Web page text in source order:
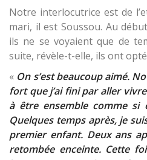
Notre interlocutrice est de
mari, il est Soussou. Au
ils ne se voyaient que de
suite, révèle-t-elle, ils ont
« On s’est beaucoup aimé.
fort que j’ai fini par aller
à être ensemble comme
Quelques temps après, je
premier enfant. Deux ans
retombée enceinte. Cette